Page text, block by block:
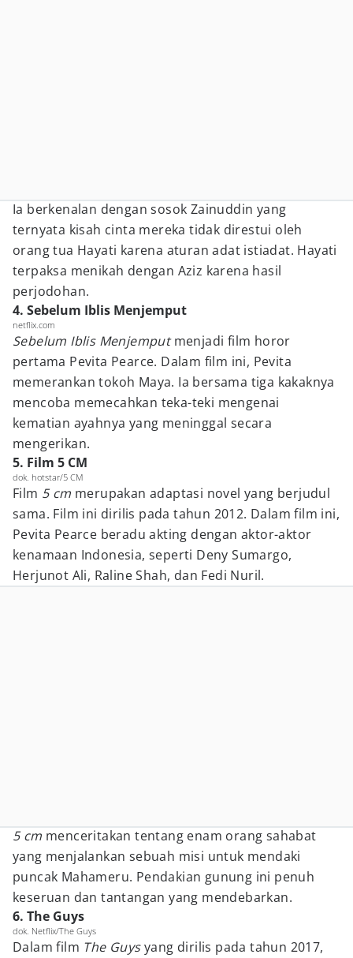
Ia berkenalan dengan sosok Zainuddin yang
ternyata kisah cinta mereka tidak direstui oleh
orang tua Hayati karena aturan adat istiadat. Hayati
terpaksa menikah dengan Aziz karena hasil
perjodohan.
4. Sebelum Iblis Menjemput
netflix.com
Sebelum Iblis Menjemputmenjadi film horor
pertama Pevita Pearce. Dalam film ini, Pevita
memerankan tokoh Maya. Ia bersama tiga kakaknya
mencoba memecahkan teka-teki mengenai
kematian ayahnya yang meninggal secara
mengerikan.
5. Film 5 CM
dok. hotstar/5 CM
Film 5 cm merupakan adaptasi novel yang berjudul
sama. Film ini dirilis pada tahun 2012. Dalam film ini,
Pevita Pearce beradu akting dengan aktor-aktor
kenamaan Indonesia, seperti Deny Sumargo,
Herjunot Ali, Raline Shah, dan Fedi Nuril.
5 cm menceritakan tentang enam orang sahabat
yang menjalankan sebuah misi untuk mendaki
puncak Mahameru. Pendakian gunung ini penuh
keseruan dan tantangan yang mendebarkan.
6. The Guys
dok. Netflix/The Guys
Dalam film The Guysyang dirilis pada tahun 2017,